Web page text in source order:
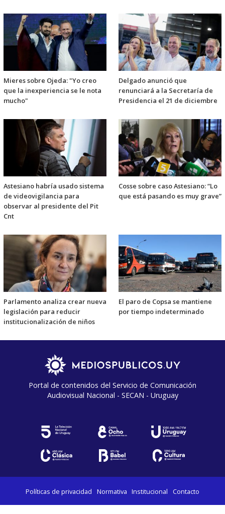
Mieres sobre Ojeda: "Yo creo
que la inexperiencia se le nota
mucho"
Delgado anunció que
renunciará a la Secretaría de
Presidencia el 21 de diciembre
Astesiano habría usado sistema
de videovigilancia para
observar al presidente del Pit
Cnt
Cosse sobre caso Astesiano: “Lo
que está pasando es muy grave”
Parlamento analiza crear nueva
legislación para reducir
institucionalización de niños
El paro de Copsa se mantiene
por tiempo indeterminado
Portal de contenidos del Servicio de Comunicación
Audiovisual Nacional - SECAN - Uruguay
Políticas de privacidad Normativa Institucional Contacto